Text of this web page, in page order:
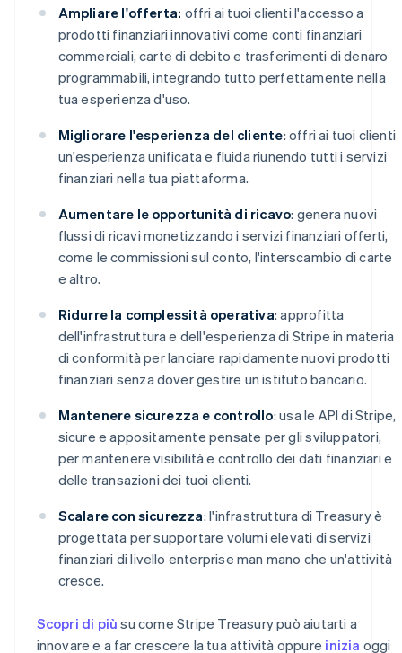
Ampliare l'offerta: offri ai tuoi clienti l'accesso a
prodotti finanziari innovativi come conti finanziari
commerciali, carte di debito e trasferimenti di denaro
programmabili, integrando tutto perfettamente nella
tua esperienza d'uso.
Migliorare l'esperienza del cliente: offri ai tuoi clienti
un'esperienza unificata e fluida riunendo tutti i servizi
finanziari nella tua piattaforma.
Aumentare le opportunità di ricavo: genera nuovi
flussi di ricavi monetizzando i servizi finanziari offerti,
come le commissioni sul conto, l'interscambio di carte
e altro.
Ridurre la complessità operativa: approfitta
dell'infrastruttura e dell'esperienza di Stripe in materia
di conformità per lanciare rapidamente nuovi prodotti
finanziari senza dover gestire un istituto bancario.
Mantenere sicurezza e controllo: usa le API di Stripe,
sicure e appositamente pensate per gli sviluppatori,
per mantenere visibilità e controllo dei dati finanziari e
delle transazioni dei tuoi clienti.
Scalare con sicurezza: l'infrastruttura di Treasury è
progettata per supportare volumi elevati di servizi
finanziari di livello enterprise man mano che un'attività
cresce.
Scopri di più su come Stripe Treasury può aiutarti a
innovare e a far crescere la tua attività oppure inizia oggi